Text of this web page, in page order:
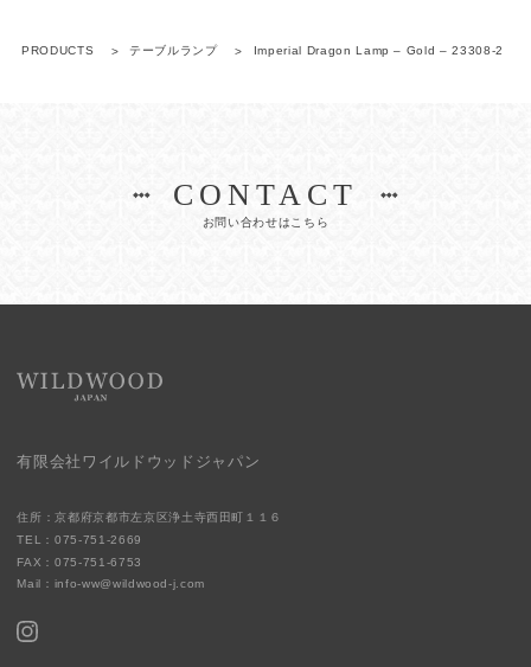
PRODUCTS テーブルランプ Imperial Dragon Lamp – Gold – 23308-2
CONTACT
お問い合わせはこちら
有限会社ワイルドウッドジャパン
住所：京都府京都市左京区浄土寺西田町１１６
TEL：075-751-2669
FAX：075-751-6753
Mail： info-ww@wildwood-j.com